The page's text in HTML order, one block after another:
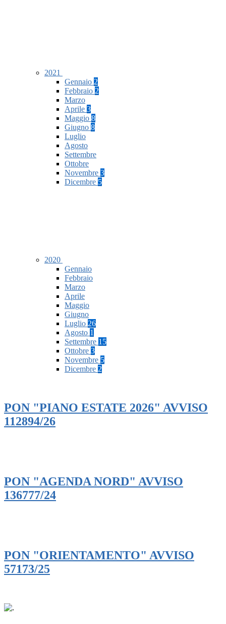
2021
Gennaio 2
Febbraio 2
Marzo
Aprile 3
Maggio 8
Giugno 8
Luglio
Agosto
Settembre
Ottobre
Novembre 3
Dicembre 5
2020
Gennaio
Febbraio
Marzo
Aprile
Maggio
Giugno
Luglio 26
Agosto 1
Settembre 15
Ottobre 3
Novembre 5
Dicembre 2
PON "PIANO ESTATE 2026" AVVISO
112894/26
PON "AGENDA NORD" AVVISO
136777/24
PON "ORIENTAMENTO" AVVISO
57173/25